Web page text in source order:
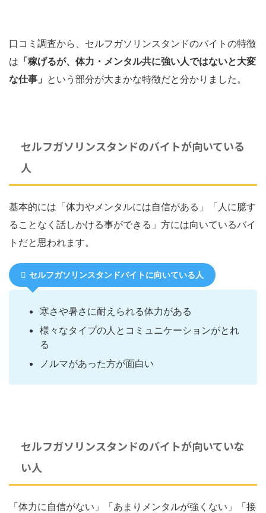
口コミ調査から、セルフガソリンスタンドのバイトの特徴
は 「稼げるが、体力・メンタル共に強い人ではないと大変
な仕事」 という部分が大まかな特徴だと分かりました。
セルフガソリンスタンドのバイトが向いている
人
基本的には「体力やメンタルには自信がある」「人に臆す
ることなく話しかける事ができる」方には向いているバイ
トだと思われます。
セルフガソリンスタンドバイトに向いている人
寒さや暑さに耐えられる体力がある
様々なタイプの人とコミュニケーションがとれ
る
ノルマがあった方が面白い
セルフガソリンスタンドのバイトが向いていな
い人
「体力に自信がない」「あまりメンタルが強くない」「接